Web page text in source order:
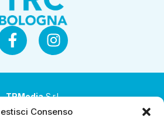
Consenso
TRMediaS.r.l.
a socio unico